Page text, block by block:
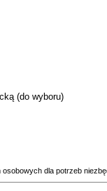
(do wyboru)
dla potrzeb